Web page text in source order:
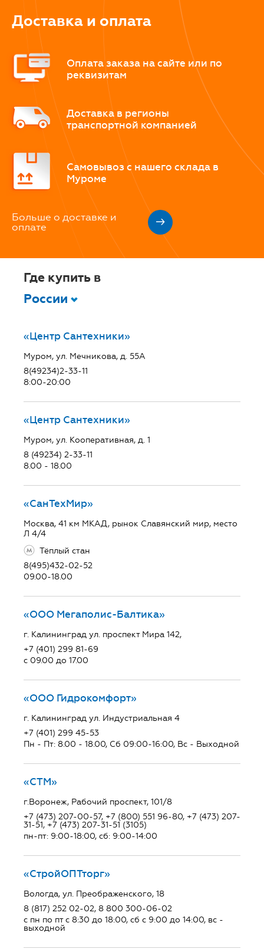
Доставка и оплата
Оплата заказа на сайте или по
реквизитам
Доставка в регионы
транспортной компанией
Самовывоз с нашего склада в
Муроме
Больше о доставке и
оплате
Где купить в
России
«Центр Сантехники»
Муром, ул. Мечникова, д. 55А
8(49234)2-33-11
8:00-20:00
«Центр Сантехники»
Муром, ул. Кооперативная, д. 1
8 (49234) 2-33-11
8.00 - 18.00
«СанТехМир»
Москва, 41 км МКАД, рынок Славянский мир, место
Л 4/4
Тёплый стан
8(495)432-02-52
09.00-18.00
«ООО Мегаполис-Балтика»
г. Калининград ул. проспект Мира 142,
+7 (401) 299 81-69
с 09.00 до 17.00
«ООО Гидрокомфорт»
г. Калининград ул. Индустриальная 4
+7 (401) 299 45-53
Пн - Пт: 8.00 - 18.00, Сб 09:00-16:00, Вс - Выходной
«СТМ»
г.Воронеж, Рабочий проспект, 101/8
+7 (473) 207-00-57, +7 (800) 551 96-80, +7 (473) 207-
31-51, +7 (473) 207-31-51 (3105)
пн-пт: 9:00-18:00, сб: 9:00-14:00
«СтройОПТторг»
Вологда, ул. Преображенского, 18
8 (817) 252 02-02, 8 800 300-06-02
с пн по пт с 8:30 до 18:00, сб с 9:00 до 14:00, вс -
выходной